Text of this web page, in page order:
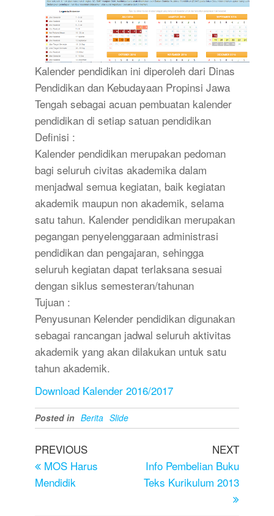
Kalender pendidikan ini diperoleh dari Dinas
Pendidikan dan Kebudayaan Propinsi Jawa
Tengah sebagai acuan pembuatan kalender
pendidikan di setiap satuan pendidikan
Definisi :
Kalender pendidikan merupakan pedoman
bagi seluruh civitas akademika dalam
menjadwal semua kegiatan, baik kegiatan
akademik maupun non akademik, selama
satu tahun. Kalender pendidikan merupakan
pegangan penyelenggaraan administrasi
pendidikan dan pengajaran, sehingga
seluruh kegiatan dapat terlaksana sesuai
dengan siklus semesteran/tahunan
Tujuan :
Penyusunan Kelender pendidikan digunakan
sebagai rancangan jadwal seluruh aktivitas
akademik yang akan dilakukan untuk satu
tahun akademik.
Download Kalender 2016/2017
Posted in Berita Slide
PREVIOUS
MOS Harus
Mendidik
NEXT
Info Pembelian Buku
Teks Kurikulum 2013